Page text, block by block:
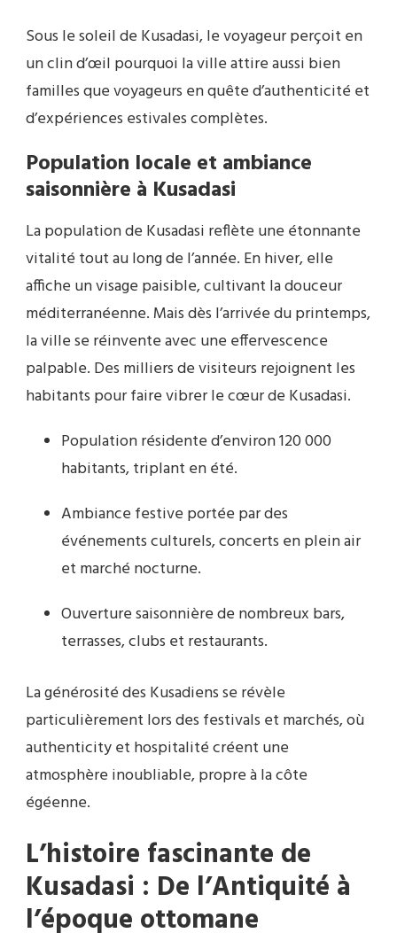
Sous le soleil de Kusadasi, le voyageur perçoit en
un clin d’œil pourquoi la ville attire aussi bien
familles que voyageurs en quête d’authenticité et
d’expériences estivales complètes.
Population locale et ambiance
saisonnière à Kusadasi
La population de Kusadasi reflète une étonnante
vitalité tout au long de l’année. En hiver, elle
affiche un visage paisible, cultivant la douceur
méditerranéenne. Mais dès l’arrivée du printemps,
la ville se réinvente avec une effervescence
palpable. Des milliers de visiteurs rejoignent les
habitants pour faire vibrer le cœur de Kusadasi.
Population résidente d’environ 120 000
habitants, triplant en été.
Ambiance festive portée par des
événements culturels, concerts en plein air
et marché nocturne.
Ouverture saisonnière de nombreux bars,
terrasses, clubs et restaurants.
La générosité des Kusadiens se révèle
particulièrement lors des festivals et marchés, où
authenticity et hospitalité créent une
atmosphère inoubliable, propre à la côte
égéenne.
L’histoire fascinante de
Kusadasi : De l’Antiquité à
l’époque ottomane